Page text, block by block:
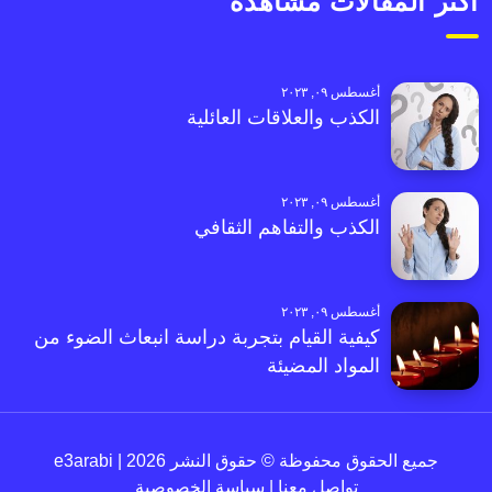
أغسطس ٠٩, ٢٠٢٣
الكذب والعلاقات العائلية
أغسطس ٠٩, ٢٠٢٣
الكذب والتفاهم الثقافي
أغسطس ٠٩, ٢٠٢٣
كيفية القيام بتجربة دراسة انبعاث الضوء من
المواد المضيئة
جميع الحقوق محفوظة © حقوق النشر 2026 | e3arabi
تواصل معنا
سياسة الخصوصية